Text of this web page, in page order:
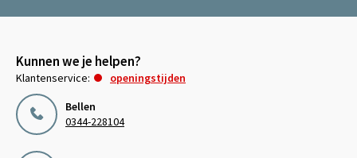
Kunnen we je helpen?
Klantenservice:
openingstijden
Bellen
0344-228104